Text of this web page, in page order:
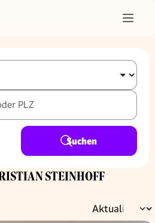
PLZ
Suchen
STEINHOFF